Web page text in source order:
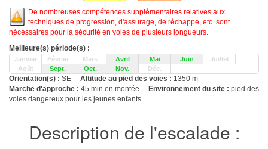
De nombreuses compétences supplémentaires relatives aux
techniques de progression, d'assurage, de réchappe, etc. sont
nécessaires pour la sécurité en voies de plusieurs longueurs.
Meilleure(s) période(s) :
Janvier Février Mars Avril Mai Juin
Juillet
Août
Sept. Oct. Nov. Déc.
Orientation(s) : SE Altitude au pied des voies : 1350 m
Marche d'approche : 45 min en montée. Environnement du site : pied des
voies dangereux pour les jeunes enfants.
Description de l'escalade :